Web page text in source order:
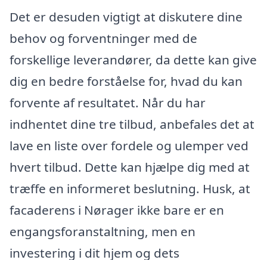
Det er desuden vigtigt at diskutere dine
behov og forventninger med de
forskellige leverandører, da dette kan give
dig en bedre forståelse for, hvad du kan
forvente af resultatet. Når du har
indhentet dine tre tilbud, anbefales det at
lave en liste over fordele og ulemper ved
hvert tilbud. Dette kan hjælpe dig med at
træffe en informeret beslutning. Husk, at
facaderens i Nørager ikke bare er en
engangsforanstaltning, men en
investering i dit hjem og dets